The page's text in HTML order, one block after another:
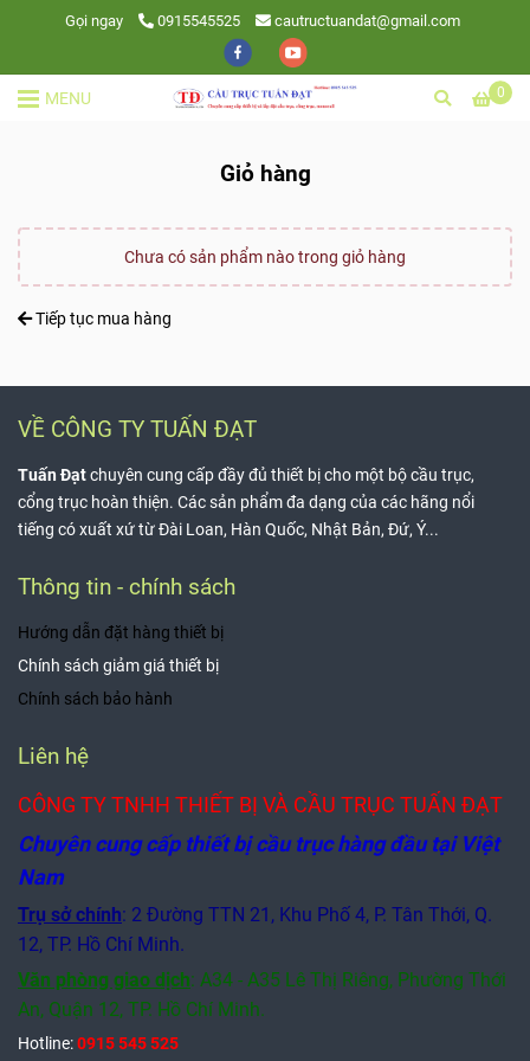
Gọi ngay 0915545525 cautructuandat@gmail.com
0
MENU
Giỏ hàng
Chưa có sản phẩm nào trong giỏ hàng
Tiếp tục mua hàng
VỀ CÔNG TY TUẤN ĐẠT
Tuấn Đạtchuyên cung cấp đầy đủ thiết bị cho một bộ cầu trục,
cổng trục hoàn thiện. Các sản phẩm đa dạng của các hãng nổi
tiếng có xuất xứ từ Đài Loan, Hàn Quốc, Nhật Bản, Đứ, Ý...
Thông tin - chính sách
Hướng dẫn đặt hàng thiết bị
Chính sách giảm giá thiết bị
Chính sách bảo hành
Liên hệ
CÔNG TY TNHH THIẾT BỊ VÀ CẦU TRỤC TUẤN ĐẠT
Chuyên cung cấp thiết bị cầu trục hàng đầu tại Việt
Nam
Trụ sở chính: 2 Đường TTN 21, Khu Phố 4, P. Tân Thới, Q.
12, TP. Hồ Chí Minh.
Văn phòng giao dịch: A34 - A35 Lê Thị Riêng, Phường Thới
An, Quận 12, TP. Hồ Chí Minh.
Hotline:0915 545 525